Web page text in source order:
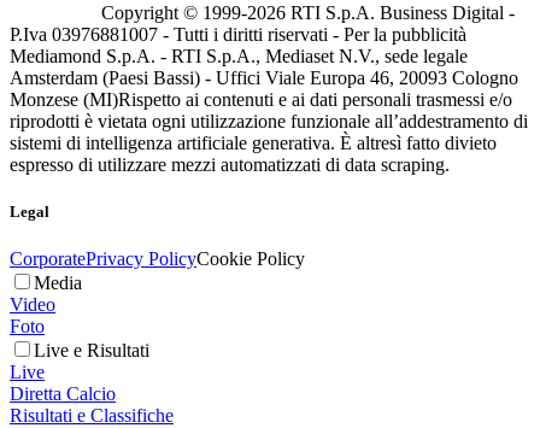
Copyright © 1999-2026 RTI S.p.A. Business Digital -
P.Iva 03976881007 - Tutti i diritti riservati - Per la pubblicità
Mediamond S.p.A. - RTI S.p.A., Mediaset N.V., sede legale
Amsterdam (Paesi Bassi) - Uffici Viale Europa 46, 20093 Cologno
Monzese (MI)Rispetto ai contenuti e ai dati personali trasmessi e/o
riprodotti è vietata ogni utilizzazione funzionale all’addestramento di
sistemi di intelligenza artificiale generativa. È altresì fatto divieto
espresso di utilizzare mezzi automatizzati di data scraping.
Legal
CorporatePrivacy PolicyCookie Policy
Media
Video
Foto
Live e Risultati
Live
Diretta Calcio
Risultati e Classifiche